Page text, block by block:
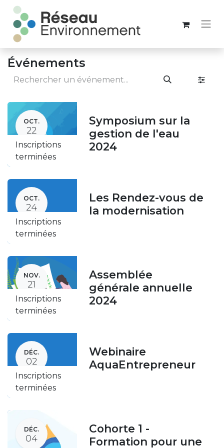
Événements
OCT.
22
Inscriptions
terminées
Symposium sur la
gestion de l'eau
2024
OCT.
24
Inscriptions
terminées
Les Rendez-vous de
la modernisation
NOV.
21
Inscriptions
terminées
Assemblée
générale annuelle
2024 ​
DÉC.
02
Inscriptions
terminées
Webinaire
AquaEntrepreneur
DÉC.
04
Cohorte 1 -
Formation pour une